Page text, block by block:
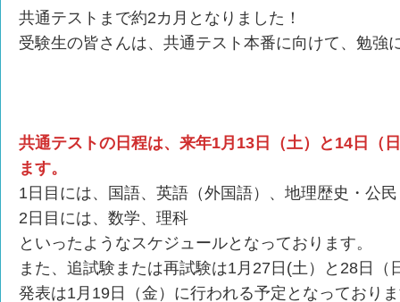
共通テストまで約2カ月となりました！
受験生の皆さんは、共通テスト本番に向けて、勉強
共通テストの日程は、来年1月13日（土）と14日（
ます。
1日目には、国語、英語（外国語）、地理歴史・公民
2日目には、数学、理科
といったようなスケジュールとなっております。
また、追試験または再試験は1月27日(土）と28日（
発表は1月19日（金）に行われる予定となっており